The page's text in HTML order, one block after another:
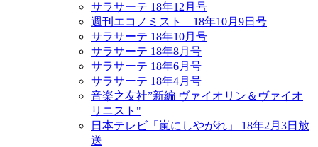
サラサーテ 18年12月号
週刊エコノミスト 18年10月9日号
サラサーテ 18年10月号
サラサーテ 18年8月号
サラサーテ 18年6月号
サラサーテ 18年4月号
音楽之友社”新編 ヴァイオリン＆ヴァイオ
リニスト"
日本テレビ「嵐にしやがれ」 18年2月3日放
送